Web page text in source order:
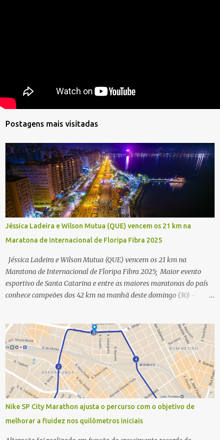
Postagens mais visitadas
Jéssica Ladeira e Wilson Mutua (QUE) vencem os 21 km na
Maratona de Internacional de Floripa Fibra 2025
Jéssica Ladeira e Wilson Mutua (QUE) vencem os 21 km na
Maratona de Internacional de Floripa Fibra 2025; Maior evento
esportivo de Santa Catarina e entre as maiores maratonas do país
conhece campeões dos 42 km na manhã deste domingo (30) -
Floripa Fibra 2025. Na manhã deste sábado (30) foram conhecidos
os campeões dos 21 km do maior evento esportivo de Santa
Catarina. A mineira Jessica Ladeira e o queniano Wilson Mutua
foram os vencedores da meia maratona, ambos com a quebra de
recorde da prova. Neste domingo (31) será a vez da prova principal,
os 42,195 km da maratona, além da corrida de 5 KM. As largadas,
na Avenida Beira-Mar Norte, em Florianópolis, na altura do
Trapiche, começam às 5h10. Entre as maiores maratonas
brasileiras deste ano, a Maratona Internacional de Floripa Fibra
2025 reúne um total de 19.230 atletas. Além da meia marat...
Nike SP City Marathon ajusta o percurso com o objetivo de
melhorar a fluidez nos quilômetros iniciais